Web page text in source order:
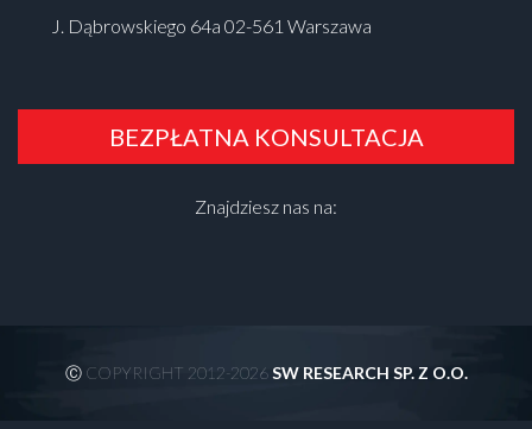
J. Dąbrowskiego 64a 02-561 Warszawa
BEZPŁATNA KONSULTACJA
Znajdziesz nas na:
Ⓒ COPYRIGHT 2012-2026SW RESEARCH SP. Z O.O.